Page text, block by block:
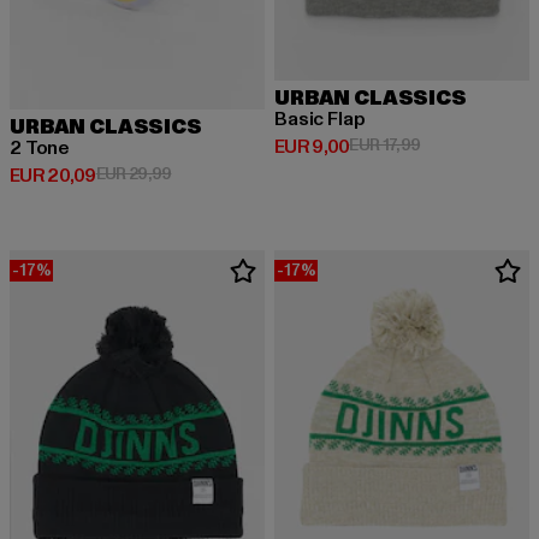
URBAN CLASSICS
2 Tone
EUR 20,09
Derzeitiger Preis: EUR 20,09
EUR 29,99Aktionspreis: EUR 29,99
URBAN CLASSICS
Basic Flap
EUR 9,00
Derzeitiger Preis: EUR 9,00
EUR 17,99Aktionspreis:
-17% -17%